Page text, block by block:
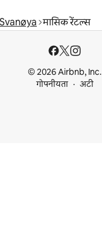
Svanøya मासिक रेंटल्स
© 2026 Airbnb, Inc.
गोपनीयता
अटी